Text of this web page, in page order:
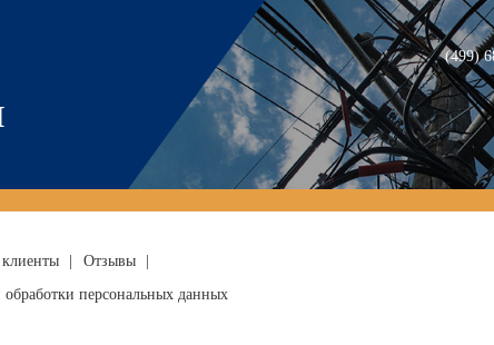
(499)
Отзывы
персональных данных